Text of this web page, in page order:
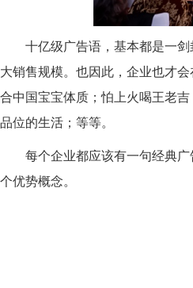
十亿级广告语， 基本都是一剑
大销售规模。也因此，企业也才
合中国宝宝体质；怕上火喝王老
品位的生活；等等。
每个企业都应该有一句经典广
个优势概念。